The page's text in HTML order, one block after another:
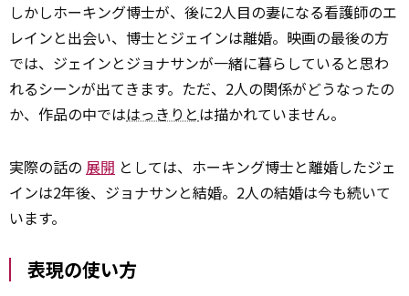
しかしホーキング博士が、後に2人目の妻になる看護師のエ
レインと出会い、博士とジェインは離婚。映画の最後の方
では、ジェインとジョナサンが一緒に暮らしていると思わ
れるシーンが出てきます。ただ、2人の関係がどうなったの
か、作品の中でははっきりとは描かれていません。
実際の話の 展開 としては、ホーキング博士と離婚したジェ
インは2年後、ジョナサンと結婚。2人の結婚は今も続いて
います。
表現の使い方